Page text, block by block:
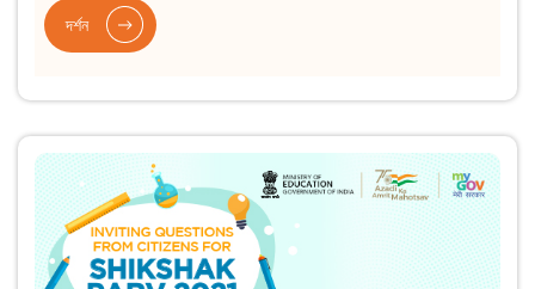
দৰ্শন